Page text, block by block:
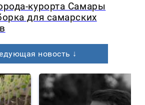
курорта Самары
для самарских
новость ↓